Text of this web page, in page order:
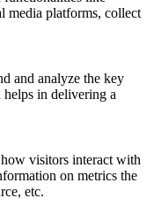
media platforms, collect
and analyze the key
in delivering a
visitors interact with
on metrics the
etc.